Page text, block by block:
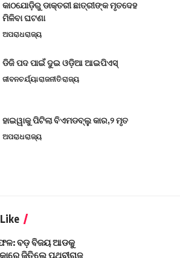
କାଠଯୋଡ଼ିରୁ ଡାକ୍ତରୀ ଛାତ୍ରୀଙ୍କ ମୃତଦେହ
ମିଳିବା ଘଟଣା
ଅପରାଧରାଜ୍ୟ
ଡିଜି ପଦ ପାଇଁ ଦୁଇ ଓଡ଼ିଆ ଆଇପିଏସ୍
ଜୀବନଚର୍ଯ୍ୟାରାଜନୀତିରାଜ୍ୟ
ହାଇୱାକୁ ପିଟିଲା ବିଏମଡବ୍ଲୁ କାର,୨ ମୃତ
ଅପରାଧରାଜ୍ୟ
ବଡ଼ ବିଜୟ ଆଡକୁ
ଜିତିଲେ ପୃଥ୍ବୀରାଜ